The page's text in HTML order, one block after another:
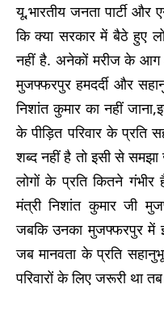
यू,भारतीय जनता पार्टी और
कि क्या सरकार में बैठे हुए
नहीं है. अनेकों मरीज के
मुजफ्फरपुर हमदर्दी और
निशांत कुमार का नहीं
के पीड़ित परिवार के
शब्द नहीं है तो इसी से
लोगों के प्रति कितने
मंत्री निशांत कुमार जी
जबकि उनका मुजफ्फरपुर में
जब मानवता के प्रति
परिवारों के लिए जरूरी था